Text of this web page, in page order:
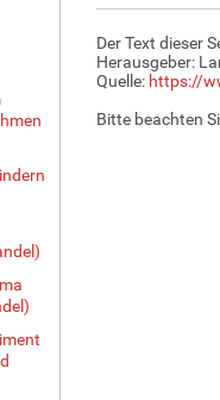
Der Text dieser
Herausgeber:
Quelle: https://
Bitte beachten